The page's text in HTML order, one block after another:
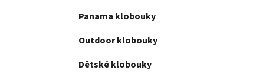
Panama klobouky
Outdoor klobouky
Dětské klobouky